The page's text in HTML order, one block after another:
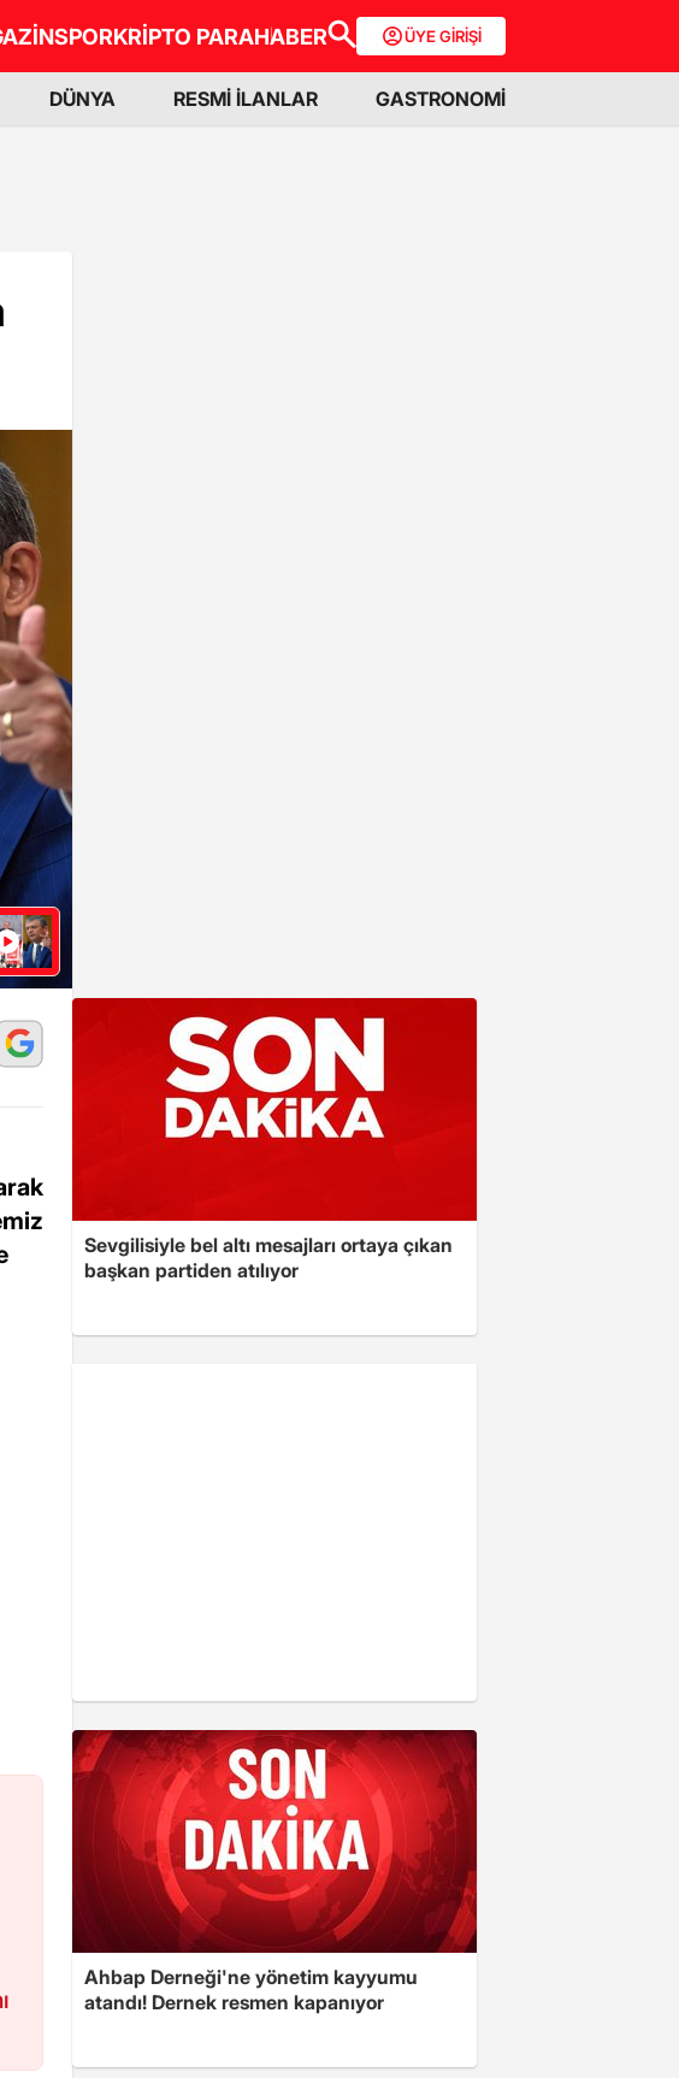
SPORKRİPTO PARAHABER ÜYE GİRİŞİ
DÜNYA RESMİ İLANLAR GASTRONOMİ
Sevgilisiyle bel altı mesajları ortaya çıkan
başkan partiden atılıyor
Ahbap Derneği'ne yönetim kayyumu
atandı! Dernek resmen kapanıyor